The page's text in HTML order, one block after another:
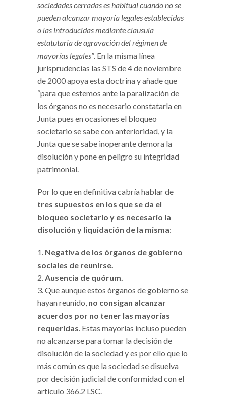
sociedades cerradas es habitual cuando no se
pueden alcanzar mayoría legales establecidas
o las introducidas mediante clausula
estatutaria de agravación del régimen de
mayorías legales”. En la misma línea
jurisprudencias las STS de 4 de noviembre
de 2000 apoya esta doctrina y añade que
“para que estemos ante la paralización de
los órganos no es necesario constatarla en
Junta pues en ocasiones el bloqueo
societario se sabe con anterioridad, y la
Junta que se sabe inoperante demora la
disolución y pone en peligro su integridad
patrimonial.
Por lo que en definitiva cabría hablar de
tres supuestos en los que se da el
bloqueo societario y es necesario la
disolución y liquidación de la misma:
Negativa de los órganos de gobierno
sociales de reunirse.
Ausencia de quórum.
Que aunque estos órganos de gobierno se
hayan reunido, no consigan alcanzar
acuerdos por no tener las mayorías
requeridas. Estas mayorías incluso pueden
no alcanzarse para tomar la decisión de
disolución de la sociedad y es por ello que lo
más común es que la sociedad se disuelva
por decisión judicial de conformidad con el
articulo 366.2 LSC.